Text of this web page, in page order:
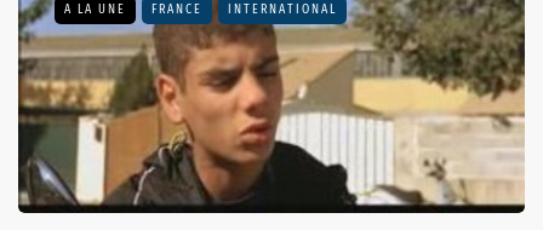
A LA UNE FRANCE INTERNATIONAL